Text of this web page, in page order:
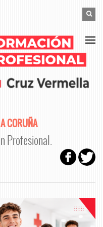
Buscar
CORUÑA
Profesional.